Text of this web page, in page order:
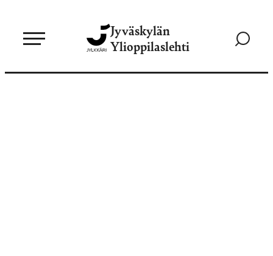
sisältöön
Jyväskylän
Ylioppilaslehti
Siirry